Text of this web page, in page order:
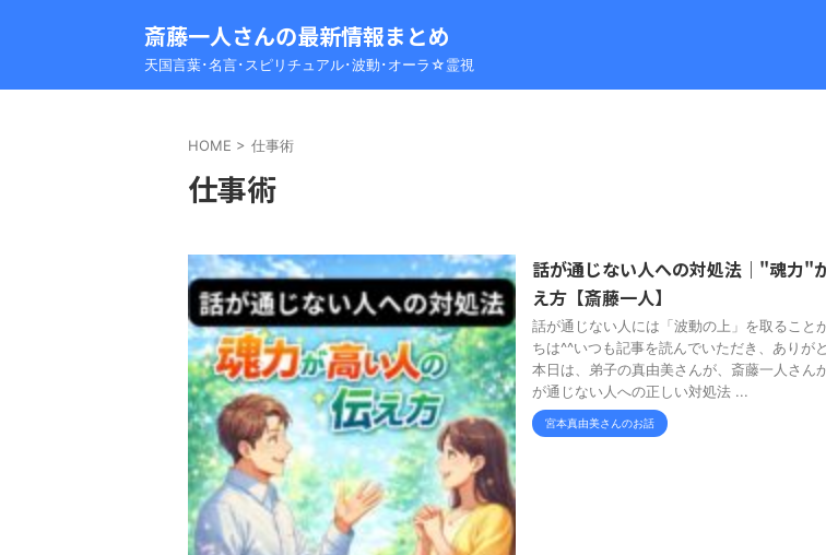
斎藤一人さんの最新情報まとめ
天国言葉･名言･スピリチュアル･波動･オーラ☆霊視
HOME > 仕事術
仕事術
話が通じない人への対処法｜"魂力"
え方【斎藤一人】
話が通じない人には「波動の上」を取ること
ちは^^いつも記事を読んでいただき、ありが
本日は、弟子の真由美さんが、斎藤一人さん
が通じない人への正しい対処法 ...
宮本真由美さんのお話